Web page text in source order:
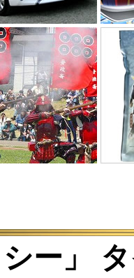
タクシー」
ップ
シー『戦国無双
ジョンに「加藤清
ラシャ」「宮本武
！
双
ア
ray/
シー」